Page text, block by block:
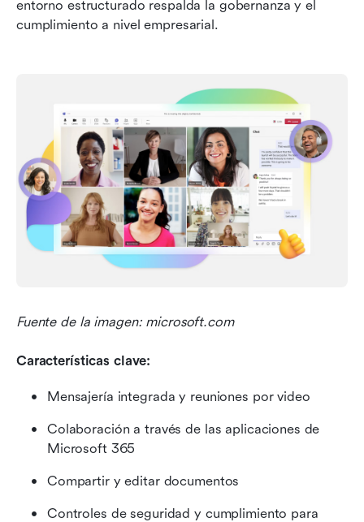
entorno estructurado respalda la gobernanza y el
cumplimiento a nivel empresarial.
Fuente de la imagen: microsoft.com
Características clave:
Mensajería integrada y reuniones por video
Colaboración a través de las aplicaciones de
Microsoft 365
Compartir y editar documentos
Controles de seguridad y cumplimiento para